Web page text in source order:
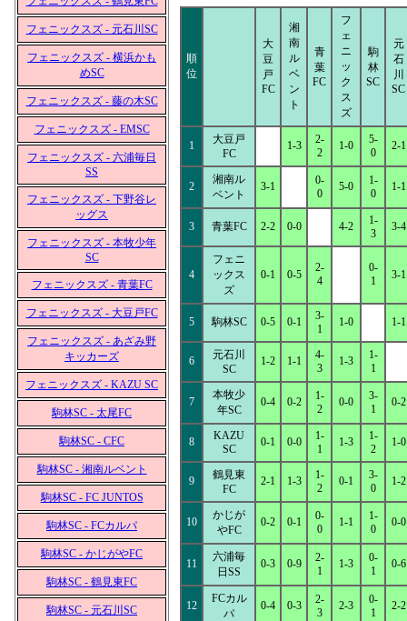
フェニックスズ - 元石川SC
フェニックスズ - 横浜かも
めSC
フェニックスズ - 藤の木SC
フェニックスズ - EMSC
フェニックスズ - 六浦毎日
SS
フェニックスズ - 下野谷レ
ッグス
フェニックスズ - 本牧少年
SC
フェニックスズ - 青葉FC
フェニックスズ - 大豆戸FC
フェニックスズ - あざみ野
キッカーズ
フェニックスズ - KAZU SC
駒林SC - 太尾FC
駒林SC - CFC
駒林SC - 湘南ルベント
駒林SC - FC JUNTOS
駒林SC - FCカルパ
駒林SC - かじがやFC
駒林SC - 鶴見東FC
駒林SC - 元石川SC
順
位
大
豆
戸
FC
湘
南
ル
ベ
ン
ト
青
葉
FC
フ
ェ
ニ
ッ
ク
ス
ズ
駒
林
SC
元
石
川
SC
1
大豆戸
FC
1-3
2-
2
1-0
5-
0
2-1
2
湘南ル
ベント
3-1
0-
0
5-0
1-
0
1-1
3 青葉FC 2-2 0-0 4-2
1-
3
3-4
4
フェニ
ックス
ズ
0-1 0-5
2-
4
0-
1
3-1
5 駒林SC 0-5 0-1
3-
1
1-0 1-1
6
元石川
SC
1-2 1-1
4-
3
1-3
1-
1
7
本牧少
年SC
0-4 0-2
1-
2
0-0
3-
1
0-2
8
KAZU
SC
0-1 0-0
1-
1
1-3
1-
2
1-0
9
鶴見東
FC
2-1 1-3
1-
2
0-1
3-
0
1-2
10
かじが
やFC
0-2 0-1
0-
0
1-1
1-
0
0-0
11
六浦毎
日SS
0-3 0-9
2-
1
1-3
0-
1
0-6
12
FCカル
パ
0-4 0-3
2-
3
2-3
0-
1
2-2